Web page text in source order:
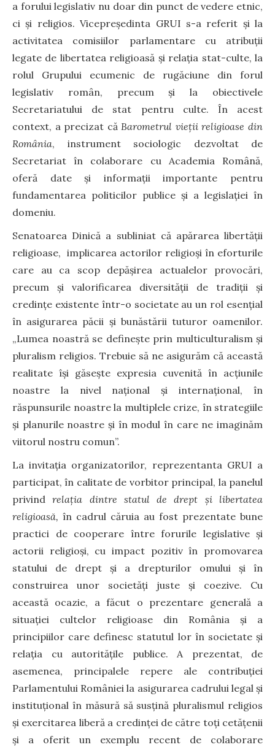
a forului legislativ nu doar din punct de vedere etnic,
ci și religios. Vicepreședinta GRUI s-a referit și la
activitatea comisiilor parlamentare cu atribuții
legate de libertatea religioasă și relația stat-culte, la
rolul Grupului ecumenic de rugăciune din forul
legislativ român, precum și la obiectivele
Secretariatului de stat pentru culte. În acest
context, a precizat căBarometrul vieții religioase din
România, instrument sociologic dezvoltat de
Secretariat în colaborare cu Academia Română,
oferă date și informații importante pentru
fundamentarea politicilor publice și a legislației în
domeniu.
Senatoarea Dinică a subliniat că apărarea libertății
religioase, implicarea actorilor religioși în eforturile
care au ca scop depășirea actualelor provocări,
precum și valorificarea diversității de tradiții și
credințe existente într-o societate au un rol esențial
în asigurarea păcii și bunăstării tuturor oamenilor.
„Lumea noastră se definește prin multiculturalism și
pluralism religios. Trebuie să ne asigurăm că această
realitate își găsește expresia cuvenită în acțiunile
noastre la nivel național și internațional, în
răspunsurile noastre la multiplele crize, în strategiile
și planurile noastre și în modul în care ne imaginăm
viitorul nostru comun”.
La invitația organizatorilor, reprezentanta GRUI a
participat, în calitate de vorbitor principal, la panelul
privindrelația dintre statul de drept și libertatea
religioasă, în cadrul căruia au fost prezentate bune
practici de cooperare între forurile legislative și
actorii religioși, cu impact pozitiv în promovarea
statului de drept și a drepturilor omului și în
construirea unor societăți juste și coezive. Cu
această ocazie, a făcut o prezentare generală a
situației cultelor religioase din România și a
principiilor care definesc statutul lor în societate și
relația cu autoritățile publice. A prezentat, de
asemenea, principalele repere ale contribuției
Parlamentului României la asigurarea cadrului legal și
instituțional în măsură să susțină pluralismul religios
și exercitarea liberă a credinței de către toți cetățenii
și a oferit un exemplu recent de colaborare